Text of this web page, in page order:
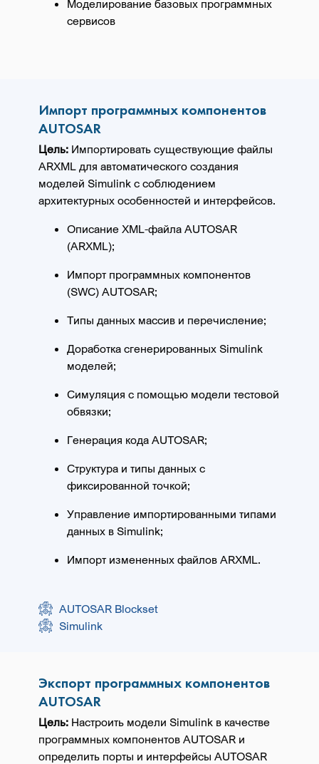
Моделирование базовых программных
сервисов
Импорт программных компонентов
AUTOSAR
Цель: Импортировать существующие файлы
ARXML для автоматического создания
моделей Simulink с соблюдением
архитектурных особенностей и интерфейсов.
Описание XML-файла AUTOSAR
(ARXML);
Импорт программных компонентов
(SWC) AUTOSAR;
Типы данных массив и перечисление;
Доработка сгенерированных Simulink
моделей;
Симуляция с помощью модели тестовой
обвязки;
Генерация кода AUTOSAR;
Структура и типы данных с
фиксированной точкой;
Управление импортированными типами
данных в Simulink;
Импорт измененных файлов ARXML.
AUTOSAR Blockset
Simulink
Экспорт программных компонентов
AUTOSAR
Цель: Настроить модели Simulink в качестве
программных компонентов AUTOSAR и
определить порты и интерфейсы AUTOSAR